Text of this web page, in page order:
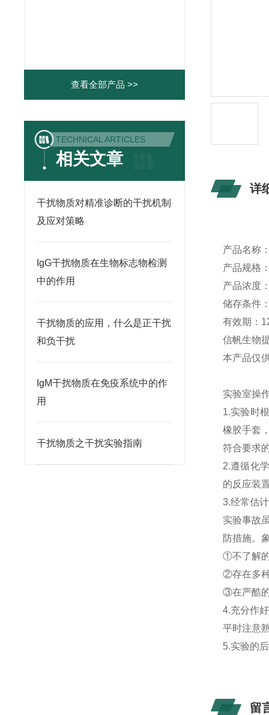
查看全部产品 >>
TECHNICAL ARTICLES
相关文章
干扰物质对精准诊断的干扰机制
及应对策略
IgG干扰物质在生物标志物检测
中的作用
干扰物质的应用，什么是正干扰
和负干扰
IgM干扰物质在免疫系统中的作
用
干扰物质之干扰实验指南
详
产品名称
产品规格
产品浓度
储存条件
有效期：
信帆生物
本产品仅
实验室操
1.实验时
橡胶手套
符合要求
2.遵循化
的反应装
3.经常估
实验事故
防措施。
①不了解
②存在多
③在严酷
4.充分作
平时注意
5.实验的
留